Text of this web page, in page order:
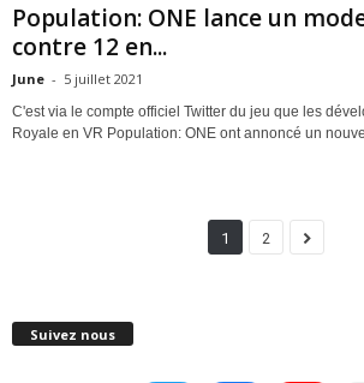
Population: ONE lance un
contre 12 en...
June - 5 juillet 2021
C'est via le compte officiel Twitter du jeu que les
Royale en VR Population: ONE ont annoncé un
1 2
Suivez nous